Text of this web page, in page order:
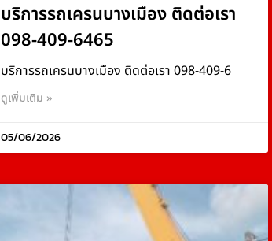
บริการรถเครนบางเมือง ติดต่อเรา
098-409-6465
บริการรถเครนบางเมือง ติดต่อเรา 098-409-6
ดูเพิ่มเติม »
05/06/2026